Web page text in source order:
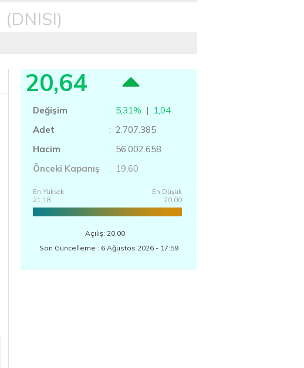
(DNISI)
20,64
Değişim : 5,31% | 1,04
Adet
: 2.707.385
Hacim
: 56.002.658
Önceki Kapanış
: 19,60
En Yüksek
21,18
En Düşük
20,00
Açılış: 20,00
Son Güncelleme : 6 Ağustos 2026 - 17:59